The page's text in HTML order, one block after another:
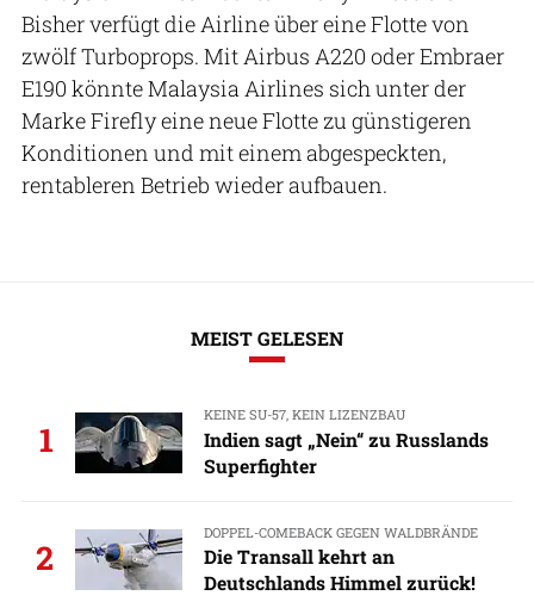
Bisher verfügt die Airline über eine Flotte von
zwölf Turboprops. Mit Airbus A220 oder Embraer
E190 könnte Malaysia Airlines sich unter der
Marke Firefly eine neue Flotte zu günstigeren
Konditionen und mit einem abgespeckten,
rentableren Betrieb wieder aufbauen.
MEIST GELESEN
1
KEINE SU-57, KEIN LIZENZBAU
Indien sagt „Nein“ zu Russlands
Superfighter
2
DOPPEL-COMEBACK GEGEN WALDBRÄNDE
Die Transall kehrt an
Deutschlands Himmel zurück!